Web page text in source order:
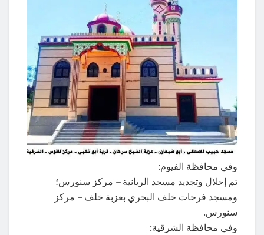
وفي محافظة الفيوم:
تم إحلال وتجديد مسجد الريانية – مركز سنورس؛
ومسجد فرحات خلف البحري بعزبة خلف – مركز
سنورس.
وفي محافظة الشرقية: